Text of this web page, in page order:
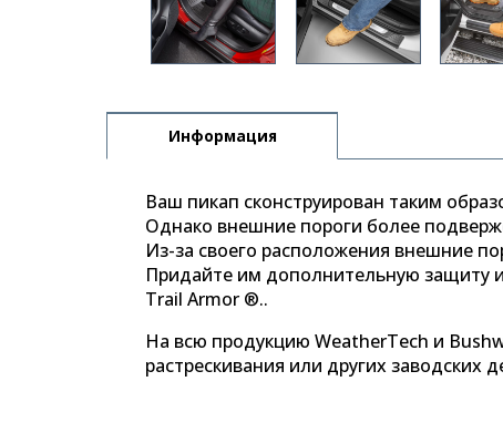
Информация
Ваш пикап сконструирован таким
Однако внешние пороги более
Из-за своего расположения внешние
Придайте им дополнительную защиту
Trail Armor ®..
На всю продукцию WeatherTech и
растрескивания или других заводских